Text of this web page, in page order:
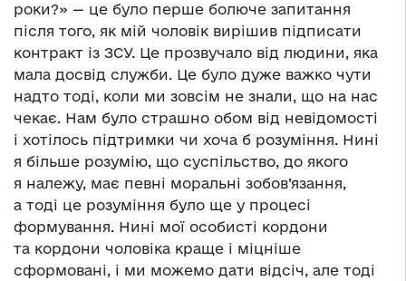
роки?» — це було перше болюче запитання
після того, як мій чоловік вирішив підписати
контракт із ЗСУ. Це прозвучало від людини, яка
мала досвід служби. Це було дуже важко чути
надто тоді, коли ми зовсім не знали, що на нас
чекає. Нам було страшно обом від невідомості
і хотілось підтримки чи хоча б розуміння. Нині
я більше розумію, що суспільство, до якого
я належу, має певні моральні зобов’язання,
а тоді це розуміння було ще у процесі
формування. Нині мої особисті кордони
та кордони чоловіка краще і міцніше
сформовані, і ми можемо дати відсіч, але тоді